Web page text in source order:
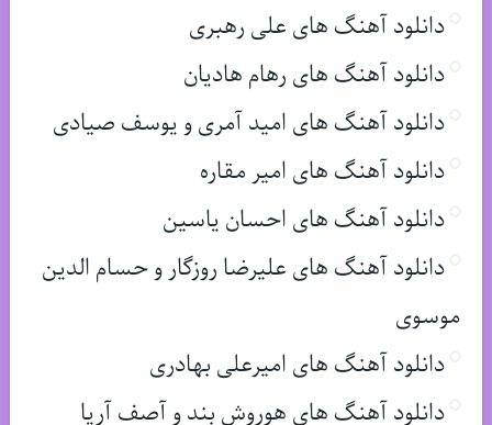
دانلود آهنگ های علی رهبری
دانلود آهنگ های رهام هادیان
دانلود آهنگ های امید آمری و یوسف صیادی
دانلود آهنگ های امیر مقاره
دانلود آهنگ های احسان یاسین
دانلود آهنگ های علیرضا روزگار و حسام الدین
موسوی
دانلود آهنگ های امیرعلی بهادری
دانلود آهنگ های هوروش بند و آصف آریا